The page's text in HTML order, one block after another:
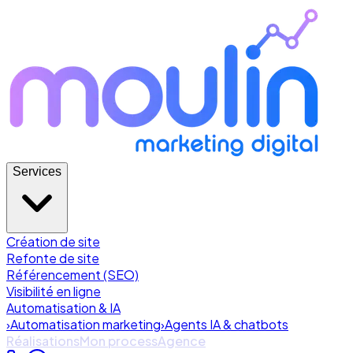
Services
Création de site
Refonte de site
Référencement (SEO)
Visibilité en ligne
Automatisation & IA
›Automatisation marketing›Agents IA & chatbots
RéalisationsMon processAgence